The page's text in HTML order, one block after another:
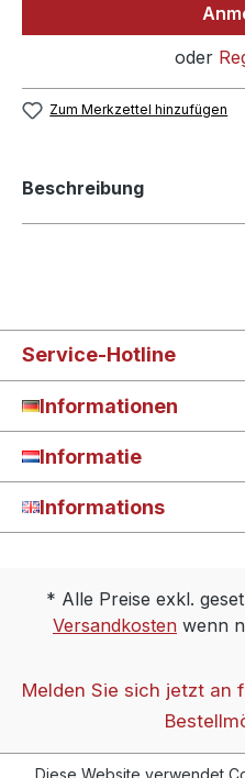
oder
Zum Merkzettel hinzufügen
Beschreibung
Service-Hotline
Informationen
Informatie
Informations
* Alle Preise exkl.
Versandkosten wenn
Melden Sie sich jetzt an
Diese Website verwendet